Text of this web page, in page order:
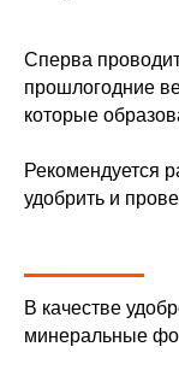
Сперва
прошлогодние
которые
Рекомендуется
удобрить и
В качестве
минеральные